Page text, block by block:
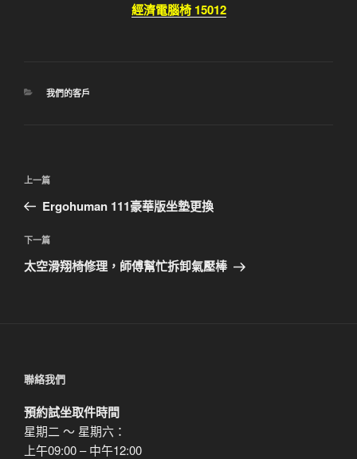
經濟電腦椅 15012
分
我們的客戶
文
導
覽
上
一
文
章
上一篇
Ergohuman 111豪華版坐墊更換
下
一
下一篇
太空滑翔椅修理，師傅幫忙拆卸氣壓棒
聯絡我們
預約試坐取件時間
星期二 ～ 星期六：
上午09:00 – 中午12:00